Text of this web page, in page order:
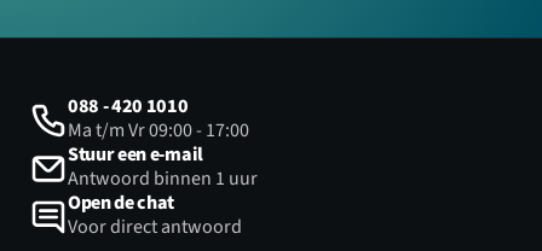
088 - 420 1010
Ma t/m Vr 09:00 - 17:00
Stuur een e-mail
Antwoord binnen 1 uur
Open de chat
Voor direct antwoord